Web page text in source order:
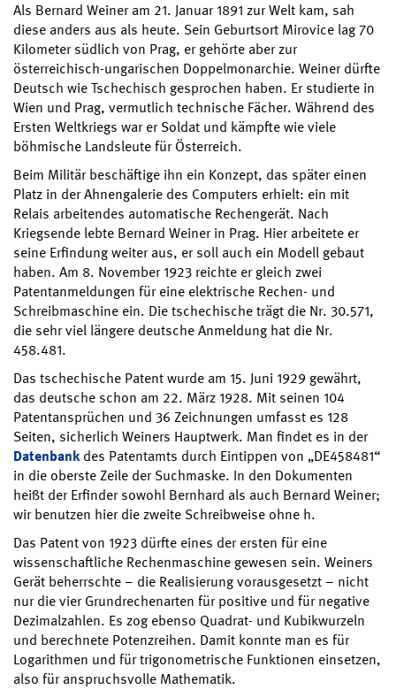
Als Bernard Weiner am 21. Januar 1891 zur Welt kam, sah
diese anders aus als heute. Sein Geburtsort Mirovice lag 70
Kilometer südlich von Prag, er gehörte aber zur
österreichisch-ungarischen Doppelmonarchie. Weiner dürfte
Deutsch wie Tschechisch gesprochen haben. Er studierte in
Wien und Prag, vermutlich technische Fächer. Während des
Ersten Weltkriegs war er Soldat und kämpfte wie viele
böhmische Landsleute für Österreich.
Beim Militär beschäftige ihn ein Konzept, das später einen
Platz in der Ahnengalerie des Computers erhielt: ein mit
Relais arbeitendes automatische Rechengerät. Nach
Kriegsende lebte Bernard Weiner in Prag. Hier arbeitete er
seine Erfindung weiter aus, er soll auch ein Modell gebaut
haben. Am 8. November 1923 reichte er gleich zwei
Patentanmeldungen für eine elektrische Rechen- und
Schreibmaschine ein. Die tschechische trägt die Nr. 30.571,
die sehr viel längere deutsche Anmeldung hat die Nr.
458.481.
Das tschechische Patent wurde am 15. Juni 1929 gewährt,
das deutsche schon am 22. März 1928. Mit seinen 104
Patentansprüchen und 36 Zeichnungen umfasst es 128
Seiten, sicherlich Weiners Hauptwerk. Man findet es in der
Datenbankdes Patentamts durch Eintippen von „DE458481“
in die oberste Zeile der Suchmaske. In den Dokumenten
heißt der Erfinder sowohl Bernhard als auch Bernard Weiner;
wir benutzen hier die zweite Schreibweise ohne h.
Das Patent von 1923 dürfte eines der ersten für eine
wissenschaftliche Rechenmaschine gewesen sein. Weiners
Gerät beherrschte – die Realisierung vorausgesetzt – nicht
nur die vier Grundrechenarten für positive und für negative
Dezimalzahlen. Es zog ebenso Quadrat- und Kubikwurzeln
und berechnete Potenzreihen. Damit konnte man es für
Logarithmen und für trigonometrische Funktionen einsetzen,
also für anspruchsvolle Mathematik.